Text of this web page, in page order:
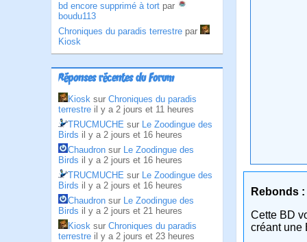
bd encore supprimé à tort par
boudu113
Chroniques du paradis terrestre par
Kiosk
Réponses récentes du Forum
Kiosk sur Chroniques du paradis
terrestre il y a 2 jours et 11 heures
TRUCMUCHE sur Le Zoodingue des
Birds il y a 2 jours et 16 heures
Chaudron sur Le Zoodingue des
Birds il y a 2 jours et 16 heures
TRUCMUCHE sur Le Zoodingue des
Birds il y a 2 jours et 16 heures
Chaudron sur Le Zoodingue des
Birds il y a 2 jours et 21 heures
Kiosk sur Chroniques du paradis
terrestre il y a 2 jours et 23 heures
Rebonds :
Cette BD
créant une